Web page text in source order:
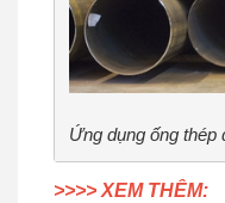
Ứng dụng ống thép
>>>> XEM THÊM: